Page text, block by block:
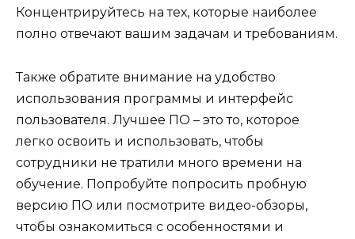
Концентрируйтесь на тех, которые наиболее
полно отвечают вашим задачам и требованиям.
Также обратите внимание на удобство
использования программы и интерфейс
пользователя. Лучшее ПО – это то, которое
легко освоить и использовать, чтобы
сотрудники не тратили много времени на
обучение. Попробуйте попросить пробную
версию ПО или посмотрите видео-обзоры,
чтобы ознакомиться с особенностями и